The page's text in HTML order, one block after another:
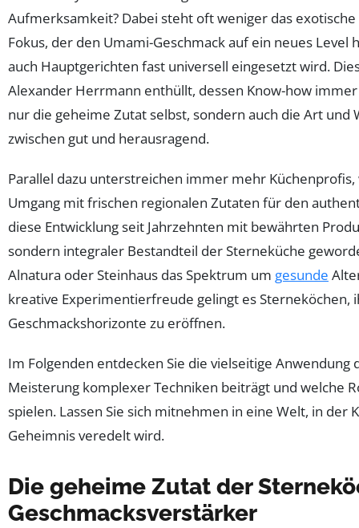
Aufmerksamkeit? Dabei steht oft weniger das
Fokus, der den Umami-Geschmack auf ein neues Level
auch Hauptgerichten fast universell eingesetzt wird.
Alexander Herrmann enthüllt, dessen Know-how
nur die geheime Zutat selbst, sondern auch die Art
zwischen gut und herausragend.
Parallel dazu unterstreichen immer mehr
Umgang mit frischen regionalen Zutaten für den
diese Entwicklung seit Jahrzehnten mit bewährten
sondern integraler Bestandteil der Sterneküche
Alnatura oder Steinhaus das Spektrum um gesunde
kreative Experimentierfreude gelingt es
Geschmackshorizonte zu eröffnen.
Im Folgenden entdecken Sie die vielseitige
Meisterung komplexer Techniken beiträgt und welche
spielen. Lassen Sie sich mitnehmen in eine Welt, in
Geheimnis veredelt wird.
Die geheime Zutat der
Geschmacksverstärker